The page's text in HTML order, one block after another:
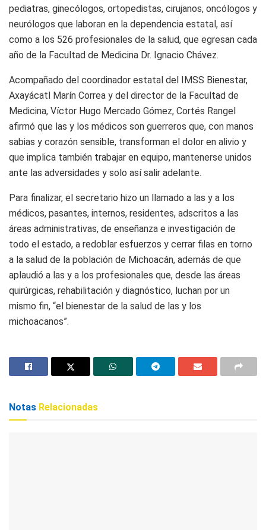
pediatras, ginecólogos, ortopedistas, cirujanos, oncólogos y
neurólogos que laboran en la dependencia estatal, así
como a los 526 profesionales de la salud, que egresan cada
año de la Facultad de Medicina Dr. Ignacio Chávez.
Acompañado del coordinador estatal del IMSS Bienestar,
Axayácatl Marín Correa y del director de la Facultad de
Medicina, Víctor Hugo Mercado Gómez, Cortés Rangel
afirmó que las y los médicos son guerreros que, con manos
sabias y corazón sensible, transforman el dolor en alivio y
que implica también trabajar en equipo, mantenerse unidos
ante las adversidades y solo así salir adelante.
Para finalizar, el secretario hizo un llamado a las y a los
médicos, pasantes, internos, residentes, adscritos a las
áreas administrativas, de enseñanza e investigación de
todo el estado, a redoblar esfuerzos y cerrar filas en torno
a la salud de la población de Michoacán, además de que
aplaudió a las y a los profesionales que, desde las áreas
quirúrgicas, rehabilitación y diagnóstico, luchan por un
mismo fin, “el bienestar de la salud de las y los
michoacanos”.
Notas Relacionadas